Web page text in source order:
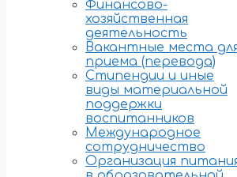
Финансово-
хозяйственная
деятельность
Вакантные места
приема (перевода)
Стипендии и иные
виды материальной
поддержки
воспитанников
Международное
сотрудничество
Организация